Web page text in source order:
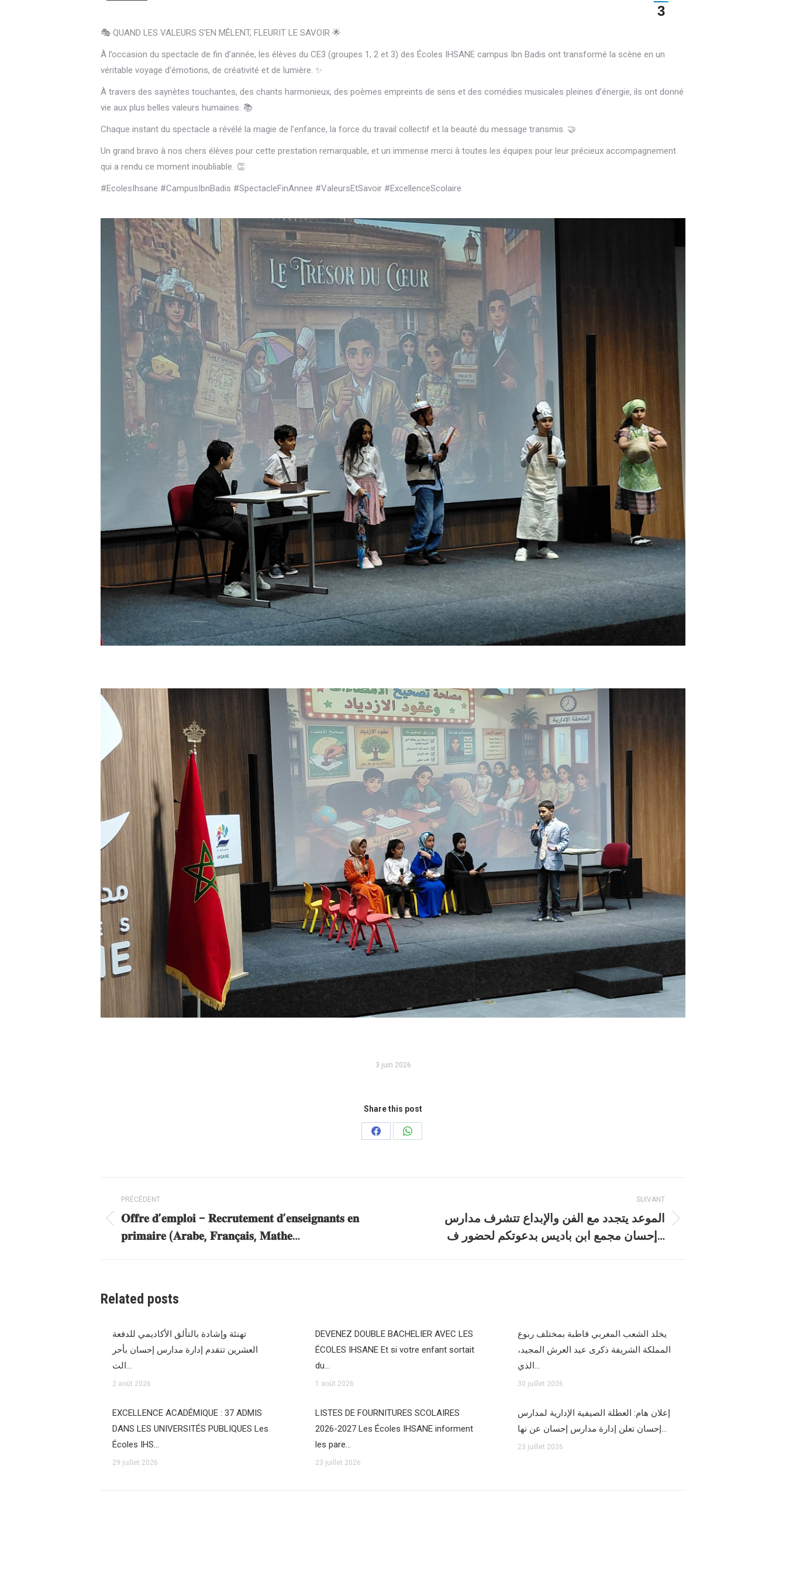
3
🎭 QUAND LES VALEURS S’EN MÊLENT, FLEURIT LE SAVOIR 🌟
À l’occasion du spectacle de fin d’année, les élèves du CE3 (groupes 1, 2 et 3) des Écoles IHSANE campus Ibn Badis ont transformé la scène en un
véritable voyage d’émotions, de créativité et de lumière. ✨
À travers des saynètes touchantes, des chants harmonieux, des poèmes empreints de sens et des comédies musicales pleines d’énergie, ils ont donné
vie aux plus belles valeurs humaines. 📚
Chaque instant du spectacle a révélé la magie de l’enfance, la force du travail collectif et la beauté du message transmis. 🤝
Un grand bravo à nos chers élèves pour cette prestation remarquable, et un immense merci à toutes les équipes pour leur précieux accompagnement
qui a rendu ce moment inoubliable. 👏
#EcolesIhsane #CampusIbnBadis #SpectacleFinAnnee #ValeursEtSavoir #ExcellenceScolaire
3 juin 2026
Share this post
PartagerPartager
Navigation
article
PRÉCÉDENT
Article
précédent
𝐎𝐟𝐟𝐫𝐞 𝐝’𝐞𝐦𝐩𝐥𝐨𝐢 – 𝐑𝐞𝐜𝐫𝐮𝐭𝐞𝐦𝐞𝐧𝐭 𝐝’𝐞𝐧𝐬𝐞𝐢𝐠𝐧𝐚𝐧𝐭𝐬 𝐞𝐧
𝐩𝐫𝐢𝐦𝐚𝐢𝐫𝐞 (𝐀𝐫𝐚𝐛𝐞, 𝐅𝐫𝐚𝐧𝐜̧𝐚𝐢𝐬, 𝐌𝐚𝐭𝐡𝐞…
SUIVANT
الموعد يتجدد مع الفن والإبداع تتشرف مدارس
إحسان مجمع ابن باديس بدعوتكم لحضور ف…
Related posts
تهنئة وإشادة بالتألق الأكاديمي للدفعة
العشرين تتقدم إدارة مدارس إحسان بأحر
الت…
2 août 2026
DEVENEZ DOUBLE BACHELIER AVEC LES
ÉCOLES IHSANE Et si votre enfant sortait
du…
1 août 2026
يخلد الشعب المغربي قاطبة بمختلف ربوع
المملكة الشريفة ذكرى عيد العرش المجيد،
الذي…
30 juillet 2026
EXCELLENCE ACADÉMIQUE : 37 ADMIS
DANS LES UNIVERSITÉS PUBLIQUES Les
Écoles IHS…
29 juillet 2026
LISTES DE FOURNITURES SCOLAIRES
2026-2027 Les Écoles IHSANE informent
les pare…
23 juillet 2026
إعلان هام: العطلة الصيفية الإدارية لمدارس
إحسان تعلن إدارة مدارس إحسان عن نها…
23 juillet 2026